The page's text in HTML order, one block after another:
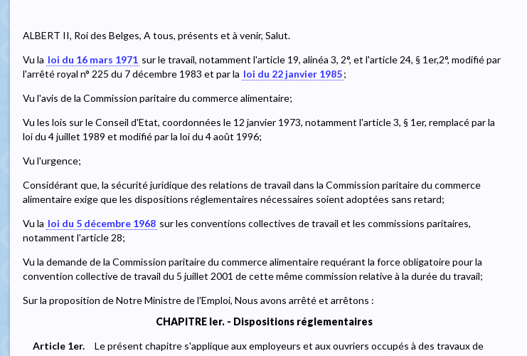
ALBERT II, Roi des Belges, A tous, présents et à venir, Salut.
Vu la loi du 16 mars 1971 sur le travail, notamment l'article 19, alinéa 3, 2°, et l'article 24, § 1er,2°, modifié par
l'arrêté royal n° 225 du 7 décembre 1983 et par la loi du 22 janvier 1985;
Vu l'avis de la Commission paritaire du commerce alimentaire;
Vu les lois sur le Conseil d'Etat, coordonnées le 12 janvier 1973, notamment l'article 3, § 1er, remplacé par la
loi du 4 juillet 1989 et modifié par la loi du 4 août 1996;
Vu l'urgence;
Considérant que, la sécurité juridique des relations de travail dans la Commission paritaire du commerce
alimentaire exige que les dispositions réglementaires nécessaires soient adoptées sans retard;
Vu la loi du 5 décembre 1968 sur les conventions collectives de travail et les commissions paritaires,
notamment l'article 28;
Vu la demande de la Commission paritaire du commerce alimentaire requérant la force obligatoire pour la
convention collective de travail du 5 juillet 2001 de cette même commission relative à la durée du travail;
Sur la proposition de Notre Ministre de l'Emploi, Nous avons arrêté et arrêtons :
CHAPITRE Ier. - Dispositions réglementaires
Article 1er.
Le présent chapitre s'applique aux employeurs et aux ouvriers occupés à des travaux de